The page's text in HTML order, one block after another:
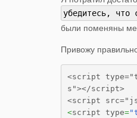
убедитесь, что
были поменяны
Привожу
<script
s"></script>
<script type=